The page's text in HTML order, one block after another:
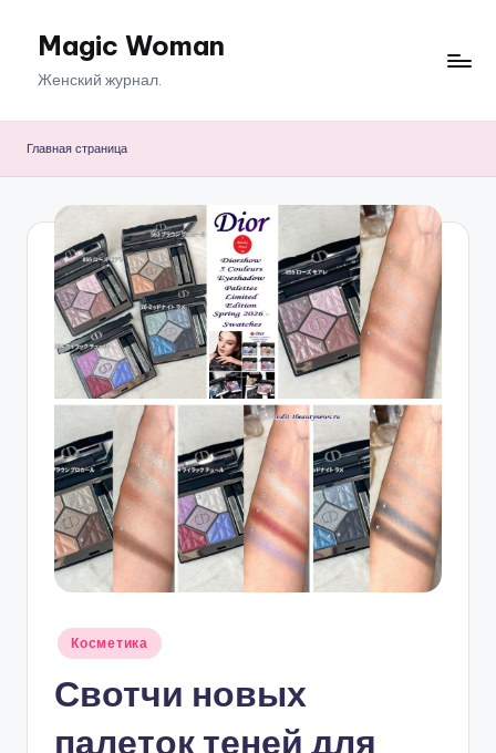
ПерейтиMagic Woman
Женский журнал.
Главная страница
Опубликовано
Косметика
Свотчи новых
палеток теней для